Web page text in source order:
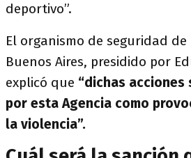
deportivo”.
El organismo de seguridad
Buenos Aires, presidido por
explicó que “dichas acciones
por esta Agencia como
la violencia”.